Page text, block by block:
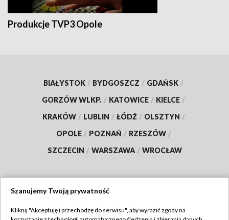
Produkcje TVP3 Opole
BIAŁYSTOK / BYDGOSZCZ / GDAŃSK /
GORZÓW WLKP. / KATOWICE / KIELCE /
KRAKÓW / LUBLIN / ŁÓDŹ / OLSZTYN /
OPOLE / POZNAŃ / RZESZÓW /
SZCZECIN / WARSZAWA / WROCŁAW
Szanujemy Twoją prywatność
Kliknij "Akceptuję i przechodzę do serwisu", aby wyrazić zgody na